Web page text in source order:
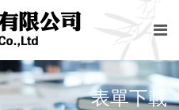
表單下載